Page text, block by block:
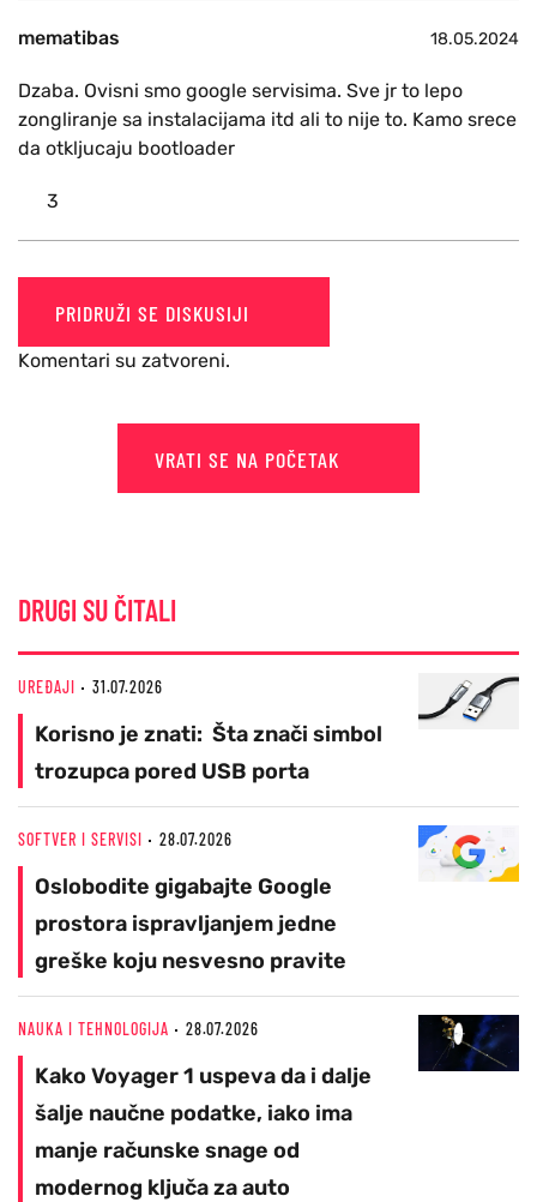
mematibas 18.05.2024
Dzaba. Ovisni smo google servisima. Sve jr to lepo
zongliranje sa instalacijama itd ali to nije to. Kamo srece
da otkljucaju bootloader
3
PRIDRUŽI SE DISKUSIJI
Komentari su zatvoreni.
VRATI SE NA POČETAK
DRUGI SU ČITALI
UREĐAJI 31.07.2026
Korisno je znati: Šta znači simbol
trozupca pored USB porta
SOFTVER I SERVISI 28.07.2026
Oslobodite gigabajte Google
prostora ispravljanjem jedne
greške koju nesvesno pravite
NAUKA I TEHNOLOGIJA 28.07.2026
Kako Voyager 1 uspeva da i dalje
šalje naučne podatke, iako ima
manje računske snage od
modernog ključa za auto